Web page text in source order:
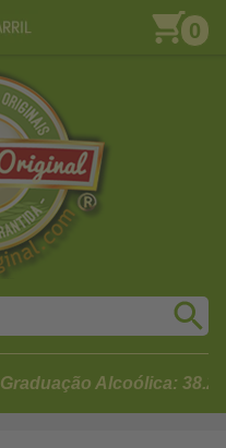
0
Graduação Alcoólica: